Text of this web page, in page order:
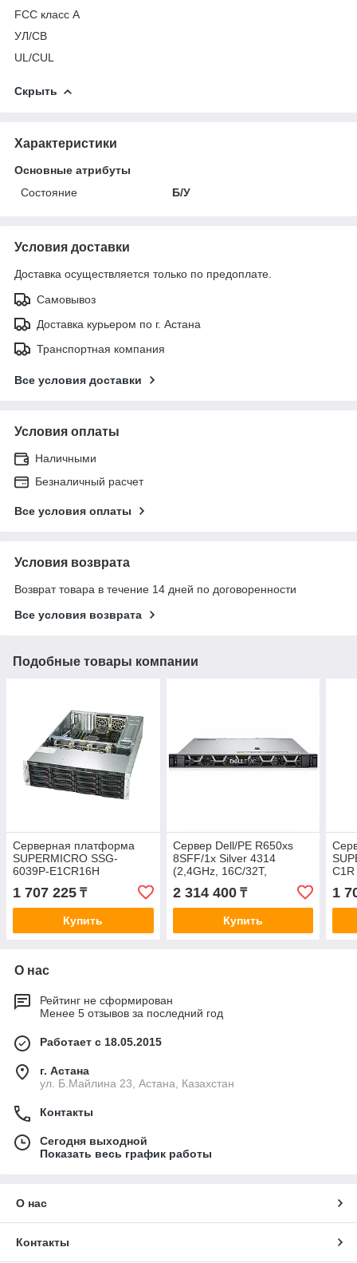
FCC класс А
УЛ/СВ
UL/CUL
Скрыть
Характеристики
Основные атрибуты
Состояние
Б/У
Условия доставки
Доставка осуществляется только по предоплате.
Самовывоз
Доставка курьером по г. Астана
Транспортная компания
Все условия доставки
Условия оплаты
Наличными
Безналичный расчет
Все условия оплаты
Условия возврата
Возврат товара в течение 14 дней по договоренности
Все условия возврата
Подобные товары компании
Серверная платформа
SUPERMICRO SSG-
6039P-E1CR16H
1 707 225 ₸
Купить
Сервер Dell/PE R650xs
8SFF/1x Silver 4314
(2,4GHz, 16C/32T,
24Mb)/32 Gb/PERC
H755/1x2.4TB SAS 10K
HDD/iDRAC9 E
2 314 400₸
Купить
C1R
1
О нас
Рейтинг не сформирован
Менее 5 отзывов за последний год
Работает с 18.05.2015
г. Астана
ул. Б.Майлина 23, Астана, Казахстан
Контакты
Сегодня выходной
Показать весь график работы
О нас
Контакты